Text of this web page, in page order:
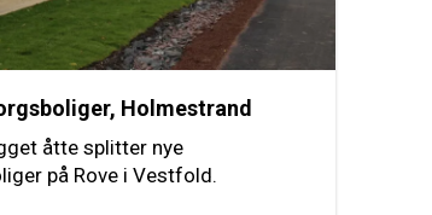
Holmestrand
åtte splitter nye
på Rove i Vestfold.